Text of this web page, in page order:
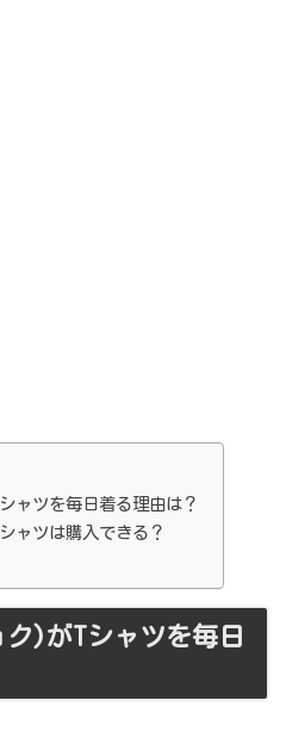
ャツを毎日着る理由は？
ャツは購入できる？
)がTシャツを毎日